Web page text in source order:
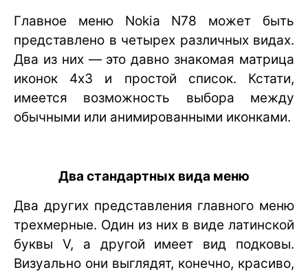
Главное меню Nokia N78 может быть
представлено в четырех различных видах.
Два из них — это давно знакомая матрица
иконок 4х3 и простой список. Кстати,
имеется возможность выбора между
обычными или анимированными иконками.
Два стандартных вида меню
Два других представления главного меню
трехмерные. Один из них в виде латинской
буквы V, а другой имеет вид подковы.
Визуально они выглядят, конечно, красиво,